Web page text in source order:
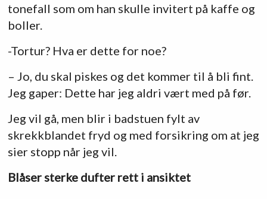
tonefall som om han skulle invitert på kaffe og
boller.
-Tortur? Hva er dette for noe?
– Jo, du skal piskes og det kommer til å bli fint.
Jeg gaper: Dette har jeg aldri vært med på før.
Jeg vil gå, men blir i badstuen fylt av
skrekkblandet fryd og med forsikring om at jeg
sier stopp når jeg vil.
Blåser sterke dufter rett i ansiktet